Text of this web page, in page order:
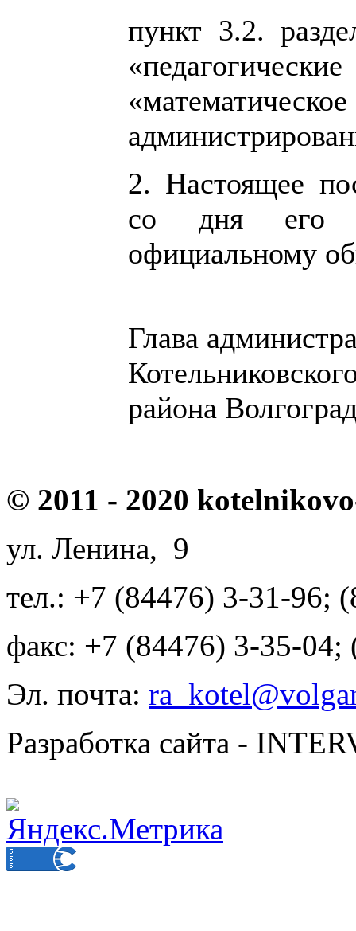
пункт 3.2.
2. Настоящее
со дня его
официальному
Глава
района
© 2011 - 2020
ул. Ленина, 9
тел.: +7 (84476) 3-31-96;
факс: +7 (84476) 3-35-04;
Эл. почта:
Разработка сайта -